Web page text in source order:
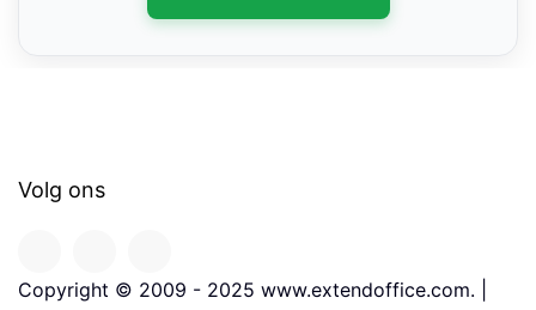
Volg ons
Copyright © 2009 - 2025 www.extendoffice.com. |